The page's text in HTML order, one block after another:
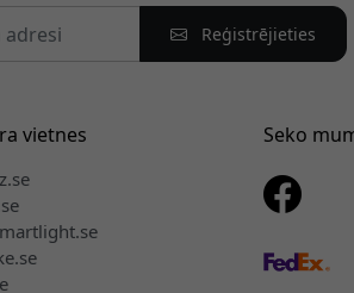
Reģistrējieties
vietnes Seko